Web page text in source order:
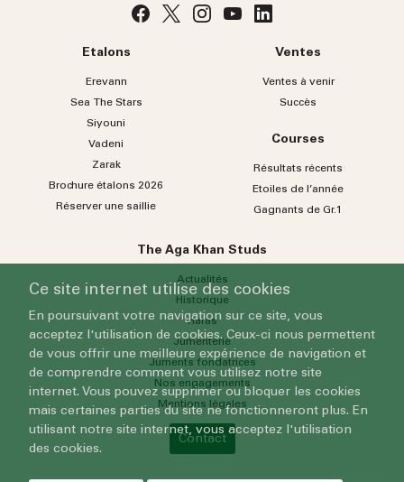
Etalons
Erevann
Sea TheStars
Siyouni
Vadeni
Zarak
Brochure étalons 2026
Réserver une saillie
Ventes
Ventes à venir
Succès
Courses
Résultats récents
Etoiles de l’année
Gagnants de Gr.1
The Aga Khan Studs
Actualités
Historique
Haras
Jumenterie
Juments fondatrices
Nos engagements
Mentions légales
Contact
Ce site internet utilise des cookies
En poursuivant votre navigation sur ce site, vous
acceptez l'utilisation de cookies. Ceux-ci nous permettent
de vous offrir une meilleure expérience de navigation et
de comprendre comment vous utilisez notre site
internet. Vous pouvez supprimer ou bloquer les cookies
mais certaines parties du site ne fonctionneront plus. En
utilisant notre site internet, vous acceptez l'utilisation
des cookies.